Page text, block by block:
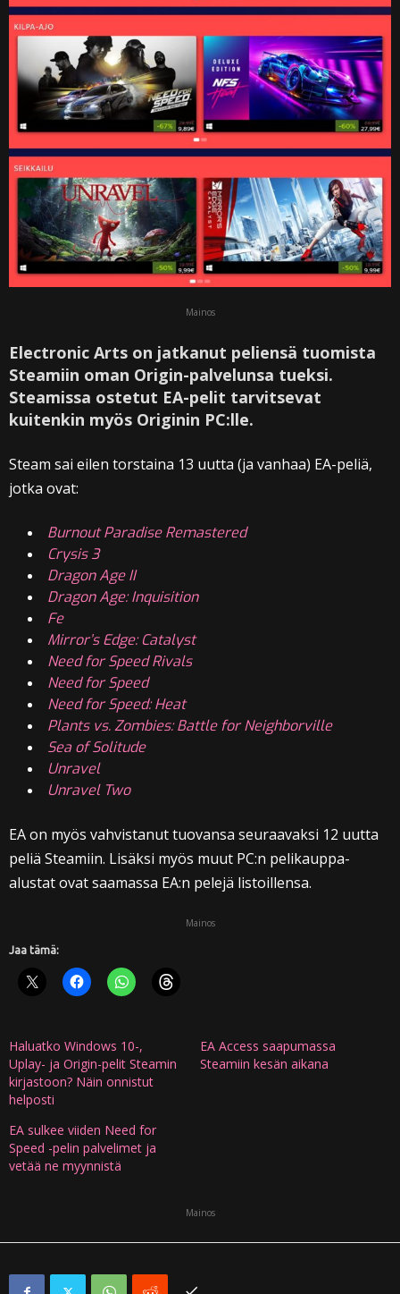
Mainos
Electronic Arts on jatkanut peliensä tuomista
Steamiin oman Origin-palvelunsa tueksi.
Steamissa ostetut EA-pelit tarvitsevat
kuitenkin myös Originin PC:lle.
Steam sai eilen torstaina 13 uutta (ja vanhaa) EA-peliä,
jotka ovat:
Burnout Paradise Remastered
Crysis 3
Dragon Age II
Dragon Age: Inquisition
Fe
Mirror’s Edge: Catalyst
Need for Speed Rivals
Need for Speed
Need for Speed: Heat
Plants vs. Zombies: Battle for Neighborville
Sea of Solitude
Unravel
Unravel Two
EA on myös vahvistanut tuovansa seuraavaksi 12 uutta
peliä Steamiin. Lisäksi myös muut PC:n pelikauppa-
alustat ovat saamassa EA:n pelejä listoillensa.
Mainos
Jaa tämä:
Haluatko Windows 10-,
Uplay- ja Origin-pelit Steamin
kirjastoon? Näin onnistut
helposti
EA Access saapumassa
Steamiin kesän aikana
EA sulkee viiden Need for
Speed -pelin palvelimet ja
vetää ne myynnistä
Mainos